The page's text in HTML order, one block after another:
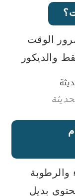
الوقت
والديكور
والرطوبة
بديل